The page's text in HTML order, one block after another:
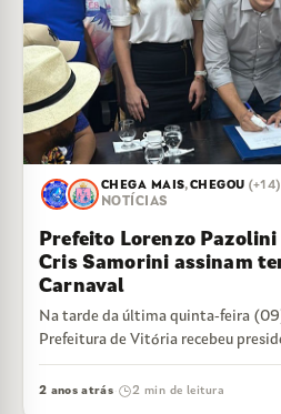
CHEGA MAIS,CHEGOU (+14)
NOTÍCIAS
Prefeito Lorenzo
Cris Samorini assinam
Carnaval
Na tarde da última quinta-feira
Prefeitura de Vitória recebeu
das 19 escolas que…
2 anos atrás· 2 min de leitura